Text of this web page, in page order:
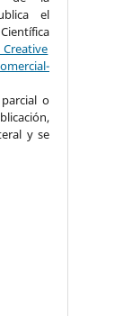
el
Creative
o
y se